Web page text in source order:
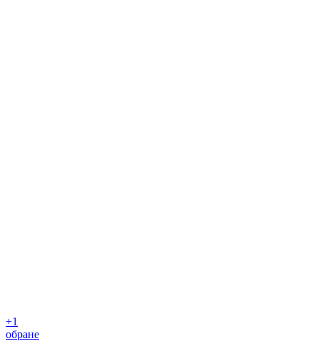
+1
обране